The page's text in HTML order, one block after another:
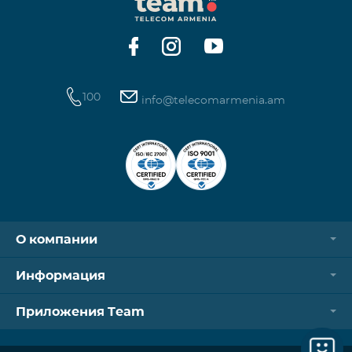
операторов. Для корректной идентификации Wi-
Fi и VPN должны быть отключен
100 info@telecomarmenia.am
О компании
Информация
Приложения Team